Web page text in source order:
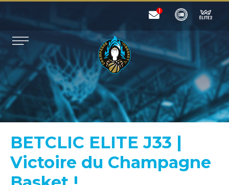
BETCLIC ELITE J33 |
Victoire du Champagne